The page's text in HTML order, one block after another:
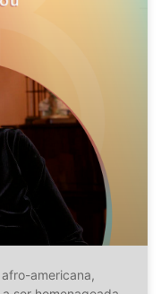
americana,